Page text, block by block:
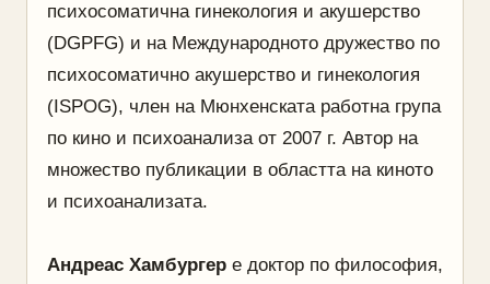
психосоматична гинекология и акушерство
(DGPFG) и на Международното дружество по
психосоматично акушерство и гинекология
(ISPOG), член на Мюнхенската работна група
по кино и психоанализа от 2007 г. Автор на
множество публикации в областта на киното
и психоанализата.
Андреас Хамбургер e доктор по философия,